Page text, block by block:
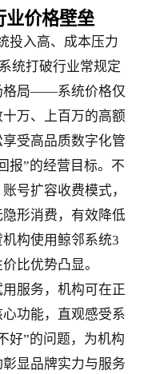
业价格壁垒
投入高、成本压力
统打破行业常规定
格局——系统价格仅
万、上百万的高额
受高品质数字化管
报”的经营目标。不
号扩容收费模式，
形消费，有效降低
构使用鲸邻系统3
比优势凸显。
服务，机构可在正
功能，直观感受系
好”的问题，为机构
显品牌实力与服务